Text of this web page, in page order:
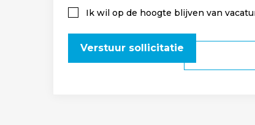
Ik wil op de hoogte blijven van
Verstuur sollicitatie